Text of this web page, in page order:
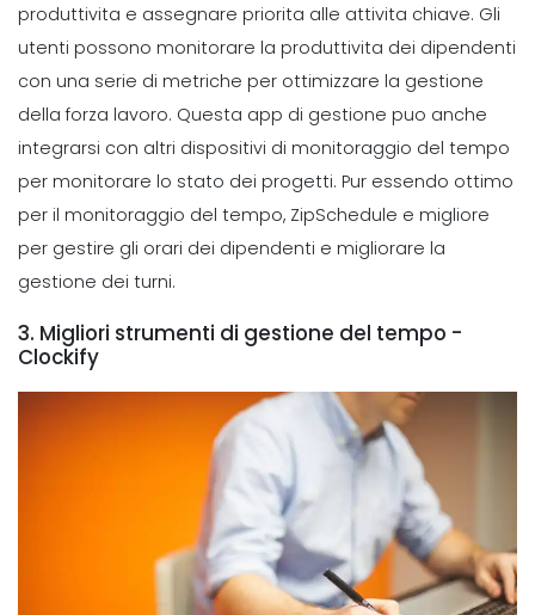
produttivita e assegnare priorita alle attivita chiave. Gli
utenti possono monitorare la produttivita dei dipendenti
con una serie di metriche per ottimizzare la gestione
della forza lavoro. Questa app di gestione puo anche
integrarsi con altri dispositivi di monitoraggio del tempo
per monitorare lo stato dei progetti. Pur essendo ottimo
per il monitoraggio del tempo, ZipSchedule e migliore
per gestire gli orari dei dipendenti e migliorare la
gestione dei turni.
3. Migliori strumenti di gestione del tempo -
Clockify